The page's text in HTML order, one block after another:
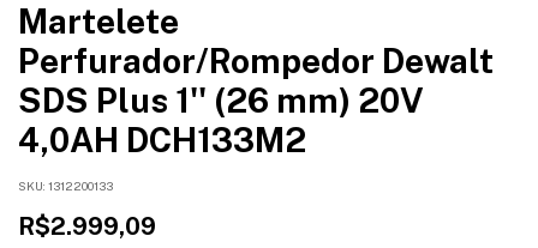
Martelete
Perfurador/Rompedor Dewalt
SDS Plus 1'' (26 mm) 20V
4,0AH DCH133M2
SKU: 1312200133
R$2.999,09